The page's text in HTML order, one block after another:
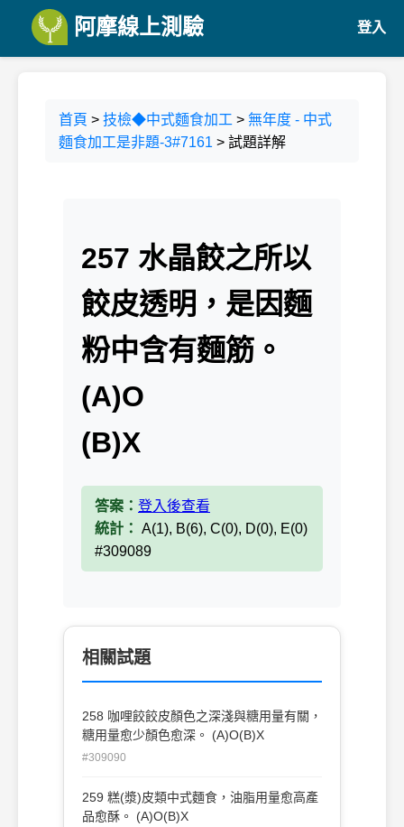
阿摩線上測驗 登入
首頁 > 技檢◆中式麵食加工 > 無年度 - 中式
麵食加工是非題-3#7161 > 試題詳解
257 水晶餃之所以
餃皮透明，是因麵
粉中含有麵筋。
(A)O
(B)X
答案： 登入後查看
統計： A(1), B(6), C(0), D(0), E(0)
#309089
相關試題
258 咖哩餃餃皮顏色之深淺與糖用量有關，
糖用量愈少顏色愈深。 (A)O(B)X
#309090
259 糕(漿)皮類中式麵食，油脂用量愈高產
品愈酥。 (A)O(B)X